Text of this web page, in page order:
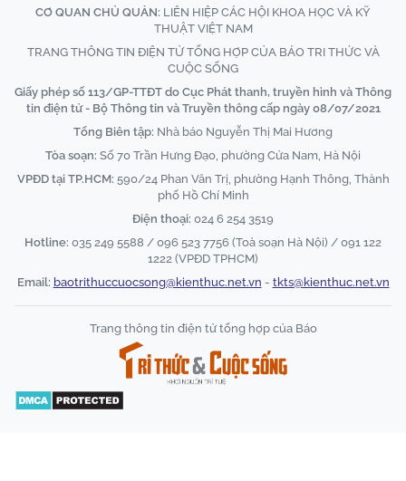
CƠ QUAN CHỦ QUẢN: LIÊN HIỆP CÁC HỘI KHOA HỌC VÀ KỸ
THUẬT VIỆT NAM
TRANG THÔNG TIN ĐIỆN TỬ TỔNG HỢP CỦA BÁO TRI THỨC VÀ
CUỘC SỐNG
Giấy phép số 113/GP-TTĐT do Cục Phát thanh, truyền hình và Thông
tin điện tử - Bộ Thông tin và Truyền thông cấp ngày 08/07/2021
Tổng Biên tập: Nhà báo Nguyễn Thị Mai Hương
Tòa soạn: Số 70 Trần Hưng Đạo, phường Cửa Nam, Hà Nội
VPĐD tại TP.HCM: 590/24 Phan Văn Trị, phường Hạnh Thông, Thành
phố Hồ Chí Minh
Điện thoại: 024 6 254 3519
Hotline: 035 249 5588 / 096 523 7756 (Toà soạn Hà Nội) / 091 122
1222 (VPĐD TPHCM)
Email: baotrithuccuocsong@kienthuc.net.vn - tkts@kienthuc.net.vn
Trang thông tin điện tử tổng hợp của Báo